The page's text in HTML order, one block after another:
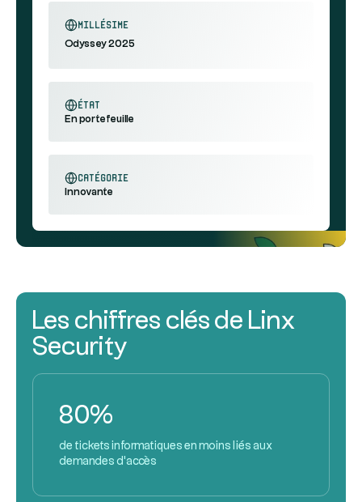
millésime
Odyssey 2025
état
En portefeuille
catégorie
Innovante
Les chiffres clés de Linx
Security
80%
de tickets informatiques en moins liés aux
demandes d'accès